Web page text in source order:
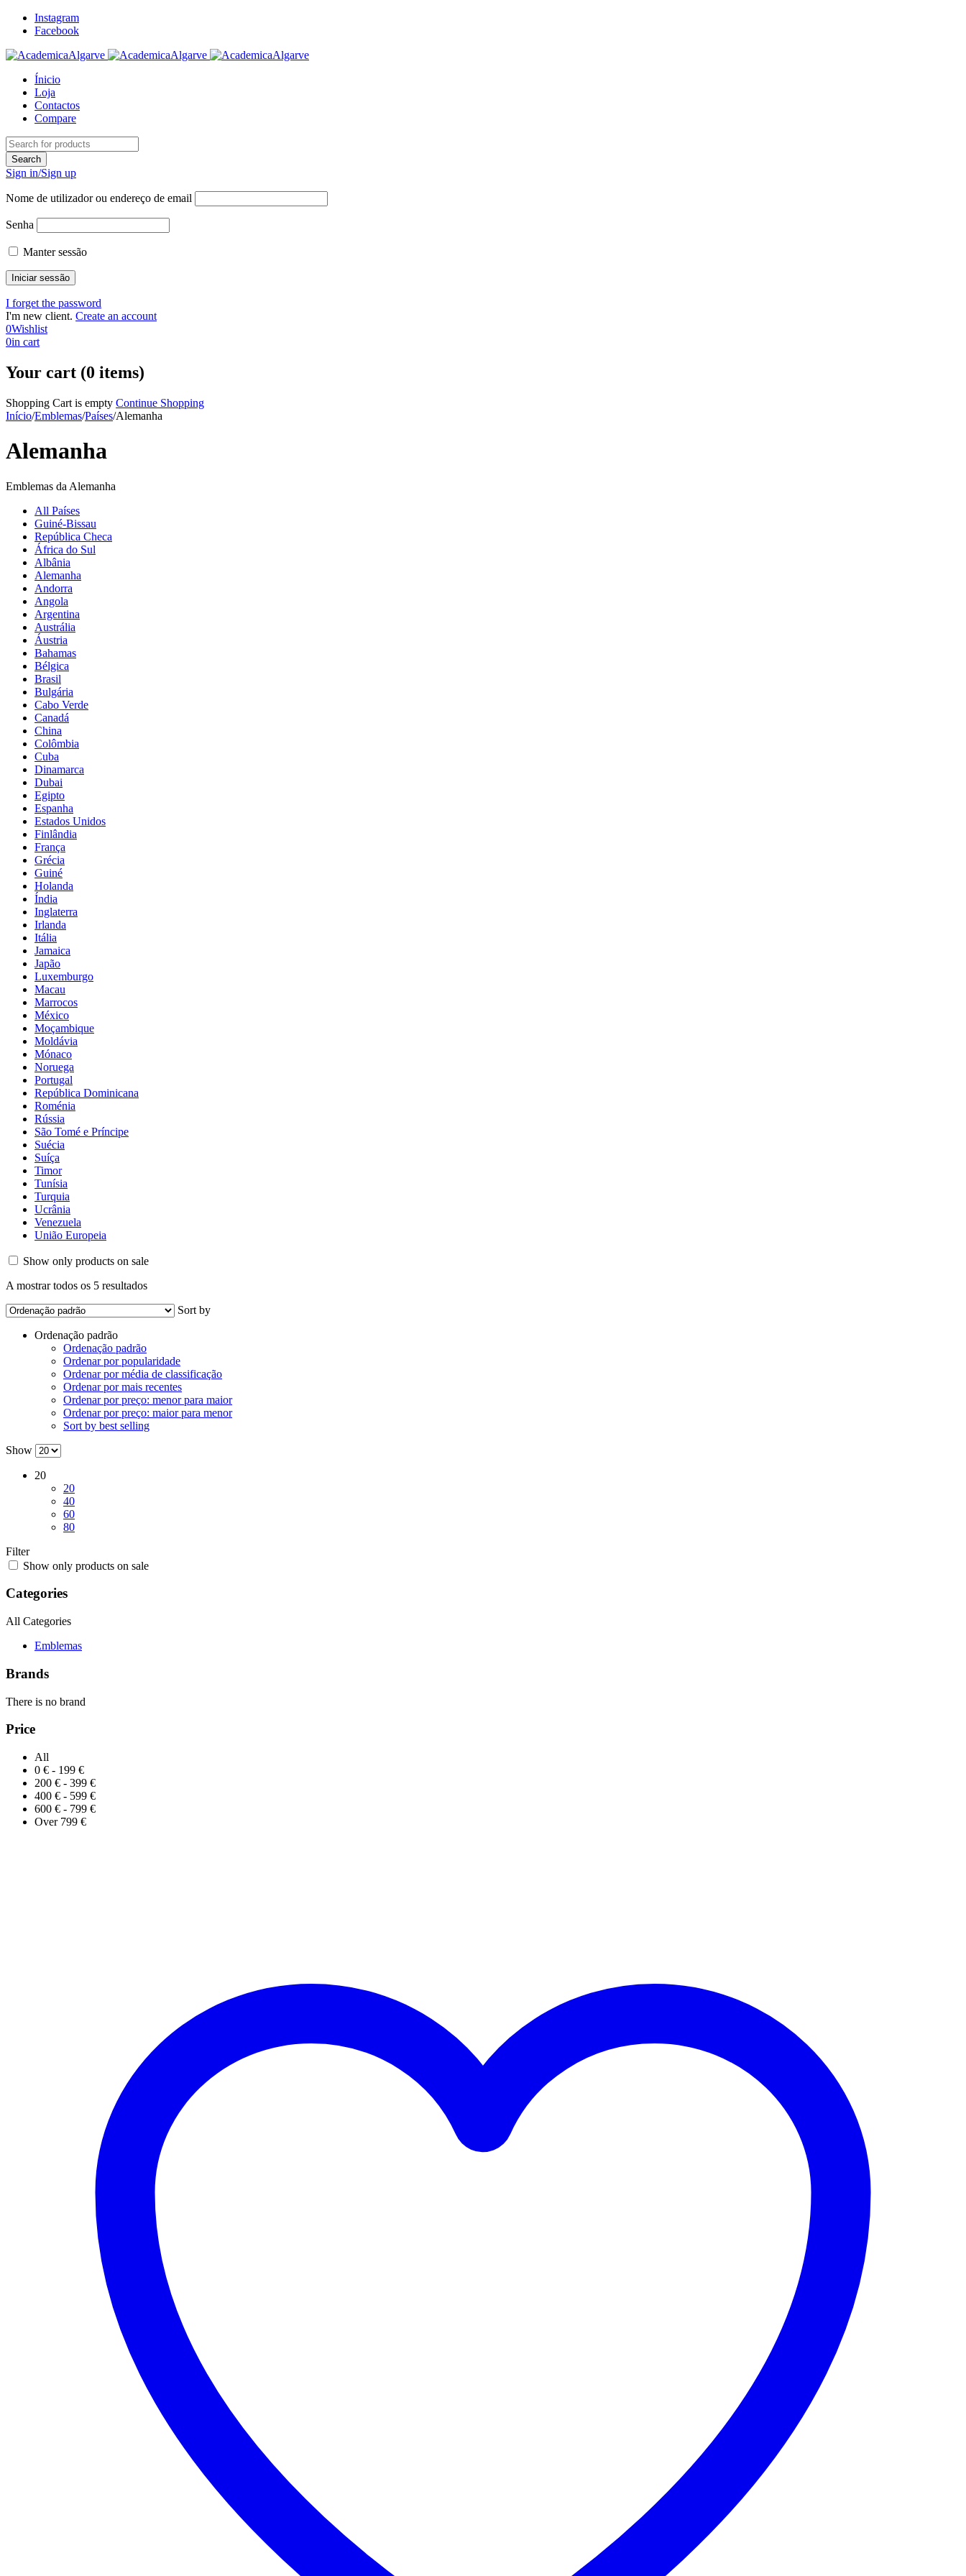
Instagram
Facebook
Ínicio
Loja
Contactos
Compare
Sign in/Sign up
Nome de utilizador ou endereço de email
Senha
Manter sessão
I forget the password
I'm new client. Create an account
0Wishlist
0in cart
Your cart (0 items)
Shopping Cart is empty Continue Shopping
Início/Emblemas/Países/Alemanha
Alemanha
Emblemas da Alemanha
All Países
Guiné-Bissau
República Checa
África do Sul
Albânia
Alemanha
Andorra
Angola
Argentina
Austrália
Áustria
Bahamas
Bélgica
Brasil
Bulgária
Cabo Verde
Canadá
China
Colômbia
Cuba
Dinamarca
Dubai
Egipto
Espanha
Estados Unidos
Finlândia
França
Grécia
Guiné
Holanda
Índia
Inglaterra
Irlanda
Itália
Jamaica
Japão
Luxemburgo
Macau
Marrocos
México
Moçambique
Moldávia
Mónaco
Noruega
Portugal
República Dominicana
Roménia
Rússia
São Tomé e Príncipe
Suécia
Suíça
Timor
Tunísia
Turquia
Ucrânia
Venezuela
União Europeia
Show only products on sale
A mostrar todos os 5 resultados
Sort by
Ordenação padrão
Ordenação padrão
Ordenar por popularidade
Ordenar por média de classificação
Ordenar por mais recentes
Ordenar por preço: menor para maior
Ordenar por preço: maior para menor
Sort by best selling
Show
20
20
40
60
80
Filter
Show only products on sale
Categories
All Categories
Emblemas
Brands
There is no brand
Price
All
0 € - 199 €
200 € - 399 €
400 € - 599 €
600 € - 799 €
Over 799 €